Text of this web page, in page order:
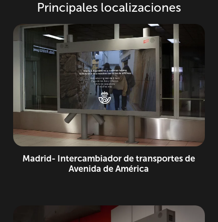
Principales localizaciones
Madrid- Intercambiador de transportes de
Avenida de América